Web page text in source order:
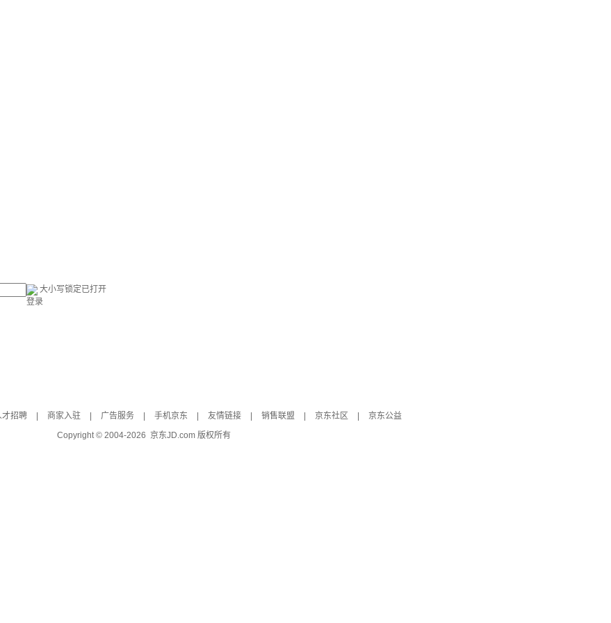
大小写锁定已打开
登录
才招聘 商家入驻 广告服务 手机京东 友情链接 销售联盟 京东社区
京东公益
Copyright © 2004-2026 京东JD.com 版权所有